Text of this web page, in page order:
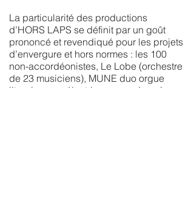
La particularité des productions
d’HORS LAPS se définit par un goût
prononcé et revendiqué pour les projets
d’envergure et hors normes : les 100
non-accordéonistes, Le Lobe (orchestre
de 23 musiciens), MUNE duo orgue
liturgique ou électrique avec Jean-Luc